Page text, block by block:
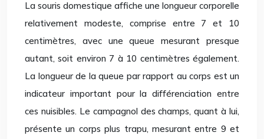
La souris domestique affiche une longueur corporelle
relativement modeste, comprise entre 7 et 10
centimètres, avec une queue mesurant presque
autant, soit environ 7 à 10 centimètres également.
La longueur de la queue par rapport au corps est un
indicateur important pour la différenciation entre
ces nuisibles. Le campagnol des champs, quant à lui,
présente un corps plus trapu, mesurant entre 9 et